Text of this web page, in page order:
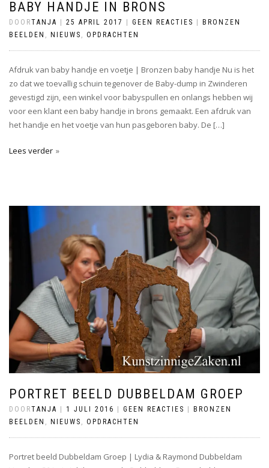
BABY HANDJE IN BRONS
DOORTANJA 25 APRIL 2017 GEEN REACTIES
BRONZEN
BEELDEN , NIEUWS , OPDRACHTEN
Afdruk van baby handje en voetje | Bronzen baby handje Nu is het
zo dat we toevallig schuin tegenover de Baby-dump in Zwinderen
gevestigd zijn, een winkel voor babyspullen en onlangs hebben wij
voor een klant een baby handje in brons gemaakt. Een afdruk van
het handje en het voetje van hun pasgeboren baby. De […]
Lees verder
PORTRET BEELD DUBBELDAM GROEP
DOORTANJA | 1 JULI 2016 | GEEN REACTIES | BRONZEN
BEELDEN , NIEUWS , OPDRACHTEN
Portret beeld Dubbeldam Groep | Lydia & Raymond Dubbeldam